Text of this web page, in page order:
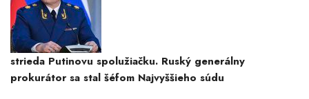
strieda Putinovu spolužiačku. Ruský generálny
prokurátor sa stal šéfom Najvyššieho súdu